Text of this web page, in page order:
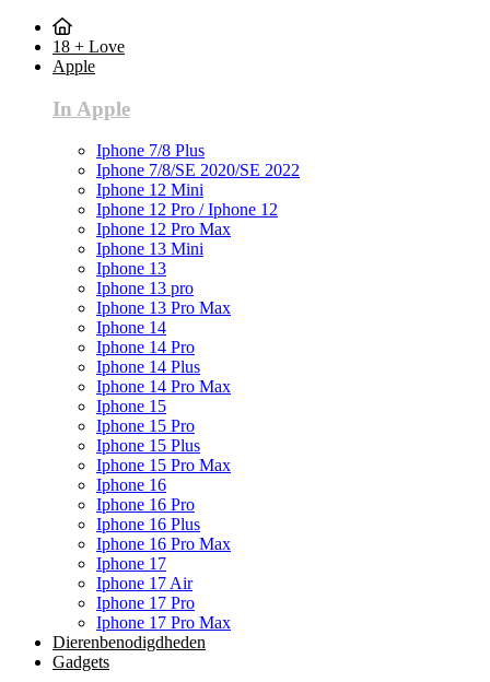
18 + Love
Apple
In Apple
Iphone 7/8 Plus
Iphone 7/8/SE 2020/SE 2022
Iphone 12 Mini
Iphone 12 Pro / Iphone 12
Iphone 12 Pro Max
Iphone 13 Mini
Iphone 13
Iphone 13 pro
Iphone 13 Pro Max
Iphone 14
Iphone 14 Pro
Iphone 14 Plus
Iphone 14 Pro Max
Iphone 15
Iphone 15 Pro
Iphone 15 Plus
Iphone 15 Pro Max
Iphone 16
Iphone 16 Pro
Iphone 16 Plus
Iphone 16 Pro Max
Iphone 17
Iphone 17 Air
Iphone 17 Pro
Iphone 17 Pro Max
Dierenbenodigdheden
Gadgets